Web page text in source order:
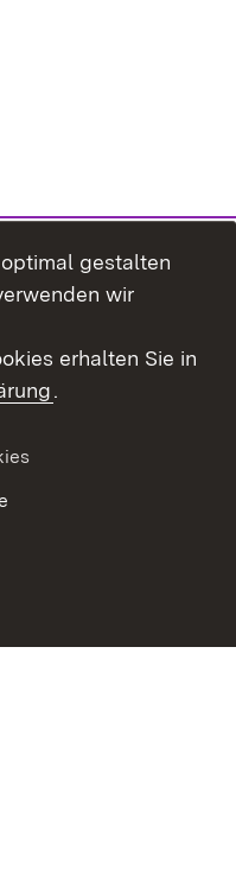
zur
gestalten
wir
erhalten Sie in
.